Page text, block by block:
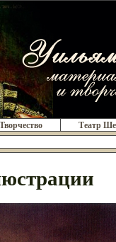
Творчество
Театр